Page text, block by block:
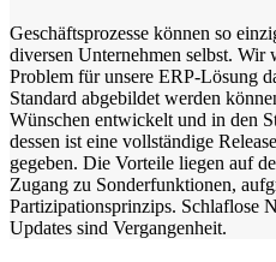
Geschäftsprozesse können so
diversen Unternehmen selbst. Wir
Problem für unsere ERP-Lösung
Standard abgebildet werden
Wünschen entwickelt und in den
dessen ist eine vollständige
gegeben. Die Vorteile liegen auf
Zugang zu Sonderfunktionen,
Partizipationsprinzips. Schlaflose
Updates sind Vergangenheit.